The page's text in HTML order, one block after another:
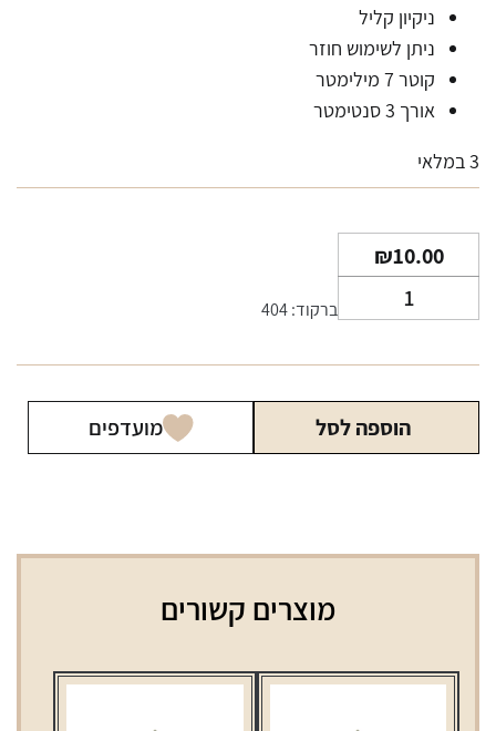
ניקיון קליל
ניתן לשימוש חוזר
קוטר 7 מילימטר
אורך 3 סנטימטר
3 במלאי
₪10.00
של
ברקוד: 404
הוספה לסל מועדפים
מוצרים קשורים